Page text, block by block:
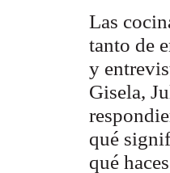
Las
tanto de
y
Gisela,
qué
qué